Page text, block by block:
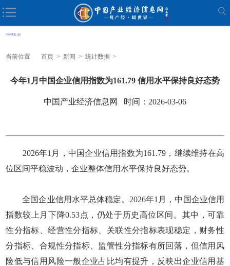
当前位置 首页 > 新闻 > 统计数据 >
今年1月中国企业信用指数为161.79 信用水平保持良好态势
中国产业经济信息网 时间：2026-03-06
2026年1月，中国企业信用指数为161.79，继续维持在高
位区间平稳波动，企业整体信用水平保持良好态势。
全国企业信用水平总体稳定。2026年1月，中国企业信用
指数较上月下降0.53点，仍处于历史高位区间。其中，可靠
性分指标、经营性分指标、关联性分指标表现稳定，财务性
分指标、合规性分指标、监管性分指标有所回落，但信用风
险低与信用风险一般企业占比均有提升，反映出企业信用基